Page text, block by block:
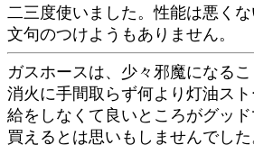
二三度使いました。性能は悪く
文句のつけようもありません。
ガスホースは、少々邪魔になる
消火に手間取らず何より灯油ス
給をしなくて良いところがグッ
買えるとは思いもしませんでした